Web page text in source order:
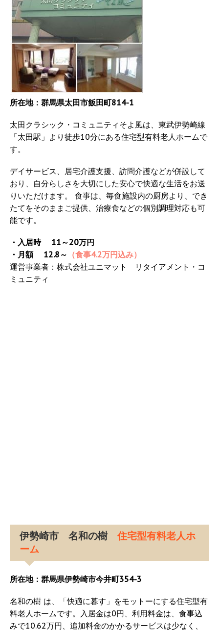
所在地：群馬県太田市飯田町814-1
太田クラシック・コミュニティそよ風は、東武伊勢崎線
「太田駅」より徒歩10分にある住宅型有料老人ホームで
す。
デイサービス、居宅介護支援、訪問介護などが併設して
おり、自分らしさを大切にした安心で快適な生活をお送
りいただけます。 食事は、毎食施設内の厨房より、でき
たてをそのままご提供、治療食などの個別調理対応も可
能です。
・入居時 11～20万円
・月額 12.8～ （食事4.2万円込み）
運営事業者：株式会社ユニマット リタイアメント・コ
ミュニティ
伊勢崎市 名和の樹 住宅型有料老人ホ
ーム
所在地：群馬県伊勢崎市今井町354-3
名和の樹 は、「快適に暮す」をモットーにする住宅型有
料老人ホームです。入居金は0円、利用料金は、食事込
みで10.62万円、追加料金のかかるサービスは少なく、